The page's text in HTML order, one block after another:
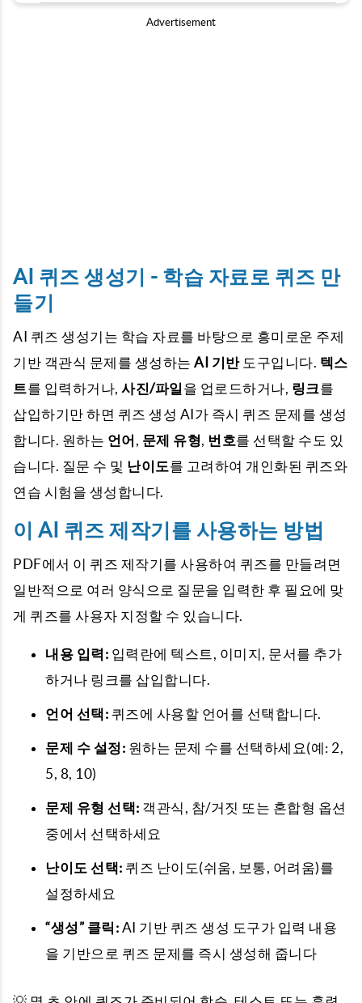
Advertisement
AI 퀴즈 생성기 - 학습 자료로 퀴즈 만
들기
AI 퀴즈 생성기는 학습 자료를 바탕으로 흥미로운 주제
기반 객관식 문제를 생성하는 AI 기반도구입니다. 텍스
트를 입력하거나, 사진/파일 을 업로드하거나, 링크를
삽입하기만 하면 퀴즈 생성 AI가 즉시 퀴즈 문제를 생성
합니다. 원하는 언어 , 문제 유형, 번호를 선택할 수도 있
습니다. 질문 수 및 난이도를 고려하여 개인화된 퀴즈와
연습 시험을 생성합니다.
이 AI 퀴즈 제작기를 사용하는 방법
PDF에서 이 퀴즈 제작기를 사용하여 퀴즈를 만들려면
일반적으로 여러 양식으로 질문을 입력한 후 필요에 맞
게 퀴즈를 사용자 지정할 수 있습니다.
내용 입력: 입력란에 텍스트, 이미지, 문서를 추가
하거나 링크를 삽입합니다.
언어 선택: 퀴즈에 사용할 언어를 선택합니다.
문제 수 설정: 원하는 문제 수를 선택하세요(예: 2,
5, 8, 10)
문제 유형 선택: 객관식, 참/거짓 또는 혼합형 옵션
중에서 선택하세요
난이도 선택: 퀴즈 난이도(쉬움, 보통, 어려움)를
설정하세요
“생성” 클릭: AI 기반 퀴즈 생성 도구가 입력 내용
을 기반으로 퀴즈 문제를 즉시 생성해 줍니다